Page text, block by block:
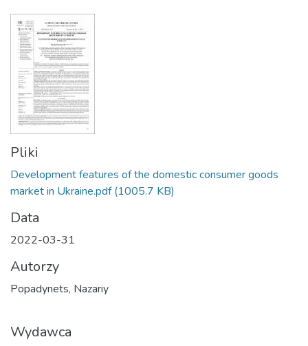
Pliki
Development features of the domestic consumer goods
market in Ukraine.pdf (1005.7 KB)
Data
2022-03-31
Autorzy
Popadynets, Nazariy
Wydawca